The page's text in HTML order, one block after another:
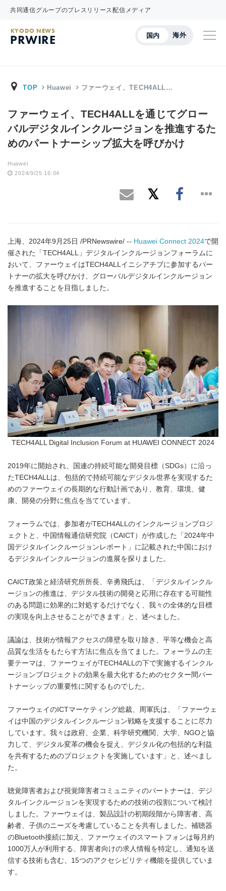
共同通信グループのプレスリリース配信メディア
国内 海外
KYODO NEWS
PRWIRE
TOP Huawei ファーウェイ、TECH4ALL…
ファーウェイ、TECH4ALLを通じてグロー
バルデジタルインクルージョンを推進するた
めのパートナーシップ拡大を呼びかけ
Huawei
2024/9/25 16:04
上海、2024年9月25日 /PRNewswire/ -- Huawei Connect 2024で開
催された「TECH4ALL」デジタルインクルージョンフォーラムに
おいて、ファーウェイはTECH4ALLイニシアチブに参加するパー
トナーの拡大を呼びかけ、グローバルデジタルインクルージョン
を推進することを目指しました。
TECH4ALL Digital Inclusion Forum at HUAWEI CONNECT 2024
2019年に開始され、国連の持続可能な開発目標（SDGs）に沿っ
たTECH4ALLは、包括的で持続可能なデジタル世界を実現するた
めのファーウェイの長期的な行動計画であり、教育、環境、健
康、開発の分野に焦点を当てています。
フォーラムでは、参加者がTECH4ALLのインクルージョンプロジ
ェクトと、中国情報通信研究院（CAICT）が作成した「2024年中
国デジタルインクルージョンレポート」に記載された中国におけ
るデジタルインクルージョンの進展を探りました。
CAICT政策と経済研究所所長、辛勇飛氏は、「デジタルインクル
ージョンの推進は、デジタル技術の開発と応用に存在する可能性
のある問題に効果的に対処するだけでなく、我々の全体的な目標
の実現を向上させることができます」と、述べました。
議論は、技術が情報アクセスの障壁を取り除き、平等な機会と高
品質な生活をもたらす方法に焦点を当てました。フォーラムの主
要テーマは、ファーウェイがTECH4ALLの下で実施するインクル
ージョンプロジェクトの効果を最大化するためのセクター間パー
トナーシップの重要性に関するものでした。
ファーウェイのICTマーケティング総裁、周軍氏は、「ファーウェ
イは中国のデジタルインクルージョン戦略を支援することに尽力
しています。我々は政府、企業、科学研究機関、大学、NGOと協
力して、デジタル変革の機会を捉え、デジタル化の包括的な利益
を共有するためのプロジェクトを実施しています」と、述べまし
た。
聴覚障害者および視覚障害者コミュニティのパートナーは、デジ
タルインクルージョンを実現するための技術の役割について検討
しました。ファーウェイは、製品設計の初期段階から障害者、高
齢者、子供のニーズを考慮していることを共有しました。補聴器
のBluetooth接続に加え、ファーウェイのスマートフォンは毎月約
1000万人が利用する、障害者向けの求人情報を特定し、通知を送
信する技術も含む、15つのアクセシビリティ機能を提供していま
す。